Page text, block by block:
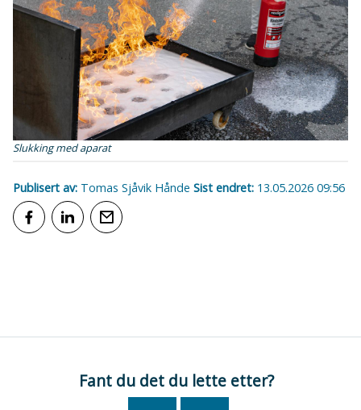
Slukking med aparat
Publisert av Tomas Sjåvik Hånde Sist endret 13.05.2026 09:56
Fant du det du lette etter?